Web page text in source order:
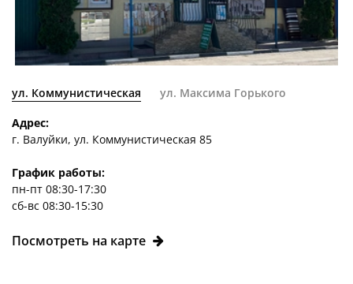
ул. Коммунистическая ул. Максима Горького
Адрес:
г. Валуйки, ул. Коммунистическая 85
График работы:
пн-пт 08:30-17:30
сб-вс 08:30-15:30
Посмотреть на карте